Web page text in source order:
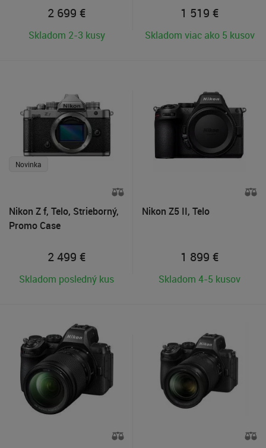
2 699 €
Skladom 2-3 kusy
1 519 €
Skladom viac ako 5 kusov
Novinka
Nikon Z f, Telo, Strieborný,
Promo Case
2 499 €
Skladom posledný kus
Nikon Z5 II, Telo
1 899 €
Skladom 4-5 kusov